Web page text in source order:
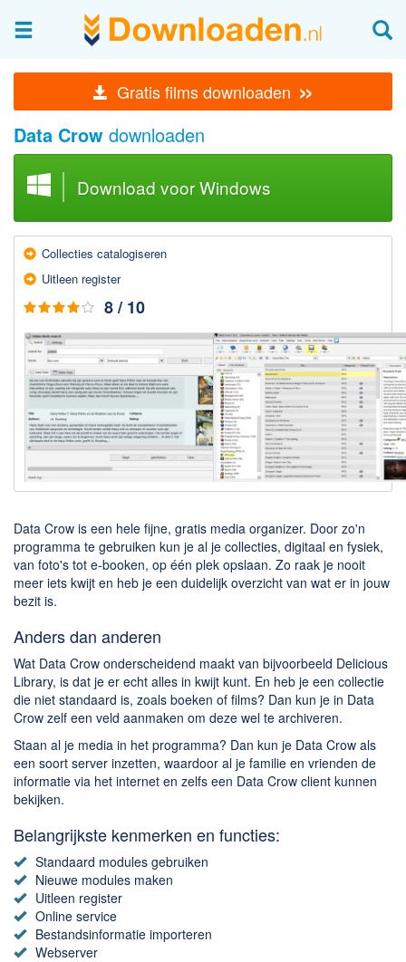
Gratis films downloaden »
Afbeeldingen & fotografie
Beheren en bekijken
Afbeelding & foto bewerken
Foto apps
Screenshots Maken
Audio & Video
Branden en Rippen
Converteren
Media streamen
Mediaspeler
Opnemen Audio en Video
Video bewerken
Downloaden
BitTorrent Clients
Nieuwslezers (Downloaden via usenet)
Onderhoud & Veiligheid
Computer opschonen
Veilig online
Productiviteit
Adresboek en contacten
Planning en organisatie
Tekst en Administratie
Overige
Algemeen
Chatten en bellen
Dating apps
Parkeer apps
Rar en Zip (Compressie - Unzip)
Shopping
Spelletjes en Games
Data Crow downloaden
Download voor Windows
Collecties catalogiseren
Uit­leen register
8 / 10
Data Crow is een hele fijne, gratis media organizer. Door zo'n
programma te gebruiken kun je al je collecties, digitaal en fysiek,
van foto's tot e-booken, op één plek opslaan. Zo raak je nooit
meer iets kwijt en heb je een duidelijk overzicht van wat er in jouw
bezit is.
Anders dan anderen
Wat Data Crow onderscheidend maakt van bijvoorbeeld Delicious
Library, is dat je er echt alles in kwijt kunt. En heb je een collectie
die niet standaard is, zoals boeken of films? Dan kun je in Data
Crow zelf een veld aanmaken om deze wel te archiveren.
Staan al je media in het programma? Dan kun je Data Crow als
een soort server inzetten, waardoor al je familie en vrienden de
informatie via het internet en zelfs een Data Crow client kunnen
bekijken.
Belangrijkste kenmerken en functies:
Standaard modules gebruiken
Nieuwe modules maken
Uitleen register
Online service
Bestandsinformatie importeren
Webserver